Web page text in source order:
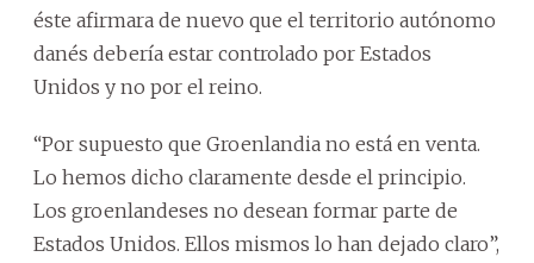
éste afirmara de nuevo que el territorio autónomo
danés debería estar controlado por Estados
Unidos y no por el reino.
“Por supuesto que Groenlandia no está en venta.
Lo hemos dicho claramente desde el principio.
Los groenlandeses no desean formar parte de
Estados Unidos. Ellos mismos lo han dejado claro”,